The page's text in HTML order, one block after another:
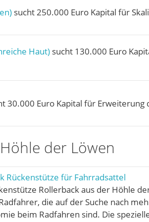
sucht 250.000 Euro Kapital für
Haut) sucht 130.000 Euro
30.000 Euro Kapital für Erweiterung
der Löwen
Rückenstütze für Fahrradsattel
Rollerback aus der Höhle
die auf der Suche nach
beim Radfahren sind. Die